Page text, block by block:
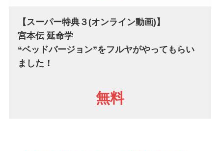
【スーパー特典３ (オンライン動画)】
宮本伝 延命学
“ベッドバージョン”をフルヤがやってもらい
ました！
無料